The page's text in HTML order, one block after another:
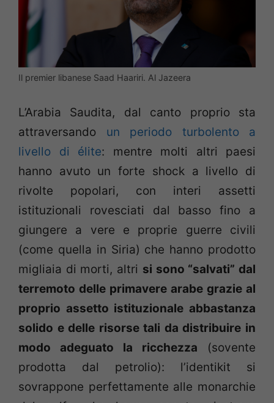
Il premier libanese Saad Haariri. Al Jazeera
L’Arabia Saudita, dal canto proprio sta
attraversando un periodo turbolento a
livello di élite: mentre molti altri paesi
hanno avuto un forte shock a livello di
rivolte popolari, con interi assetti
istituzionali rovesciati dal basso fino a
giungere a vere e proprie guerre civili
(come quella in Siria) che hanno prodotto
migliaia di morti, altri si sono “salvati” dal
terremoto delle primavere arabe grazie al
proprio assetto istituzionale abbastanza
solido e delle risorse tali da distribuire in
modo adeguato la ricchezza (sovente
prodotta dal petrolio): l’identikit si
sovrappone perfettamente alle monarchie